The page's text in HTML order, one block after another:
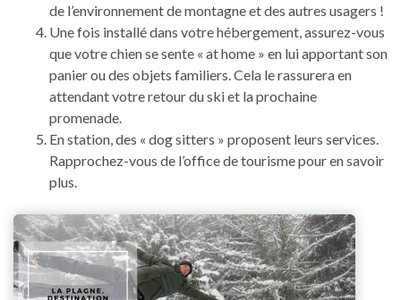
de l’environnement de montagne et des autres usagers !
Une fois installé dans votre hébergement, assurez-vous
que votre chien se sente « at home » en lui apportant son
panier ou des objets familiers. Cela le rassurera en
attendant votre retour du ski et la prochaine
promenade.
En station, des « dog sitters » proposent leurs services.
Rapprochez-vous de l’office de tourisme pour en savoir
plus.